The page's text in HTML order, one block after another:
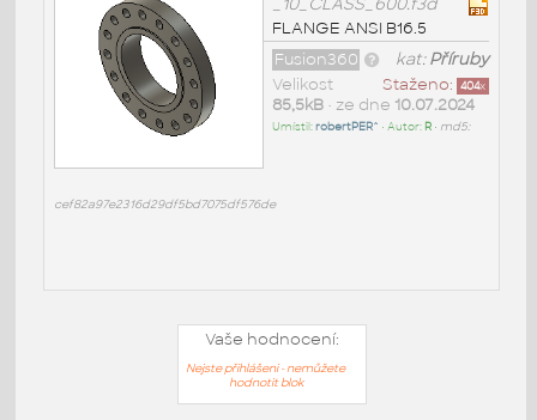
FLANGE ANSI B16.5
kat:Příruby
Fusion360
Staženo: 404x
Velikost
85,5kB• ze dne 10.07.2024
Umístil:robertPER^ • Autor: R• md5:
cef82a97e2316d29df5bd7075df576de
Vaše hodnocení:
Nejste přihlášeni - nemůžete
hodnotit blok